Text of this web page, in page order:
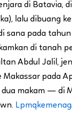
di Batavia,
lalu dibuang
sana pada
di tanah
Abdul Jalil,
Makassar pada
makam — di
Lpmqkemenag